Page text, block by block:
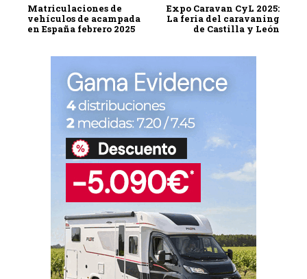
Matriculaciones de
vehículos de acampada
en España febrero 2025
Expo Caravan CyL 2025:
La feria del caravaning
de Castilla y León